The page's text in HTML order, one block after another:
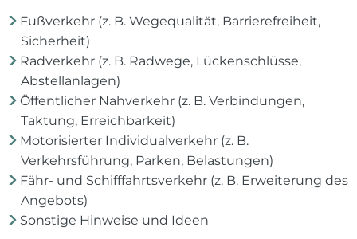
Fußverkehr (z. B. Wegequalität, Barrierefreiheit,
Sicherheit)
Radverkehr (z. B. Radwege, Lückenschlüsse,
Abstellanlagen)
Öffentlicher Nahverkehr (z. B. Verbindungen,
Taktung, Erreichbarkeit)
Motorisierter Individualverkehr (z. B.
Verkehrsführung, Parken, Belastungen)
Fähr- und Schifffahrtsverkehr (z. B. Erweiterung des
Angebots)
Sonstige Hinweise und Ideen